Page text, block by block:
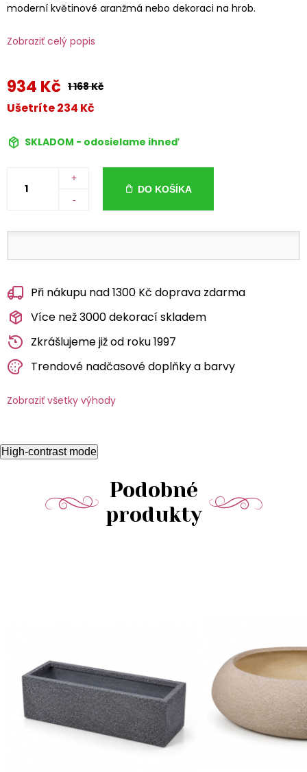
moderní květinové aranžmá nebo dekoraci na hrob.
Zobraziť celý popis
934 Kč 1 168 Kč
Ušetríte 234 Kč
SKLADOM - odosielame ihneď
+
-
DO KOŠÍKA
Při nákupu nad 1300 Kč doprava zdarma
Více než 3000 dekorací skladem
Zkrášlujeme již od roku 1997
Trendové nadčasové doplňky a barvy
Zobraziť všetky výhody
High-contrast mode
Podobné
produkty